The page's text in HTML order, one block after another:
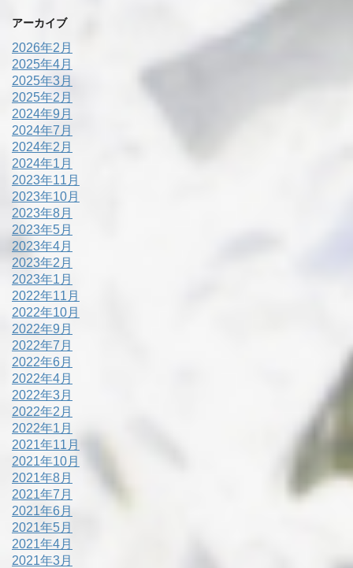
アーカイブ
2026年2月
2025年4月
2025年3月
2025年2月
2024年9月
2024年7月
2024年2月
2024年1月
2023年11月
2023年10月
2023年8月
2023年5月
2023年4月
2023年2月
2023年1月
2022年11月
2022年10月
2022年9月
2022年7月
2022年6月
2022年4月
2022年3月
2022年2月
2022年1月
2021年11月
2021年10月
2021年8月
2021年7月
2021年6月
2021年5月
2021年4月
2021年3月